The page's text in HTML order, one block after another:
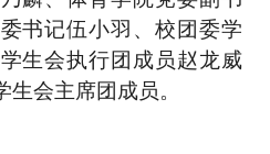
书记伍小羽、校团委学
生会执行团成员赵龙威
会主席团成员。